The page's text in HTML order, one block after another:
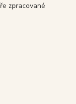
zpracované